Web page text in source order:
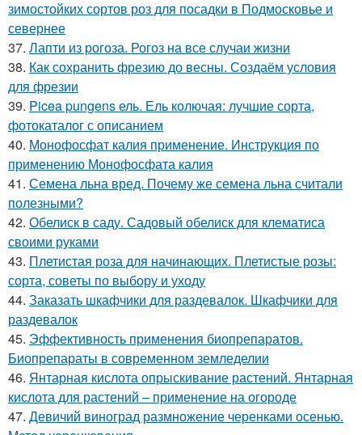
зимостойких сортов роз для посадки в Подмосковье и
севернее
37. Лапти из рогоза. Рогоз на все случаи жизни
38. Как сохранить фрезию до весны. Создаём условия
для фрезии
39. Picea pungens ель. Ель колючая: лучшие сорта,
фотокаталог с описанием
40. Монофосфат калия применение. Инструкция по
применению Монофосфата калия
41. Семена льна вред. Почему же семена льна считали
полезными?
42. Обелиск в саду. Садовый обелиск для клематиса
своими руками
43. Плетистая роза для начинающих. Плетистые розы:
сорта, советы по выбору и уходу
44. Заказать шкафчики для раздевалок. Шкафчики для
раздевалок
45. Эффективность применения биопрепаратов.
Биопрепараты в современном земледелии
46. Янтарная кислота опрыскивание растений. Янтарная
кислота для растений – применение на огороде
47. Девичий виноград размножение черенками осенью.